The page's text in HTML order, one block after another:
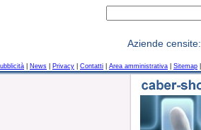
News Privacy Contatti Area amministrativa Sitemap
Aziende censite: